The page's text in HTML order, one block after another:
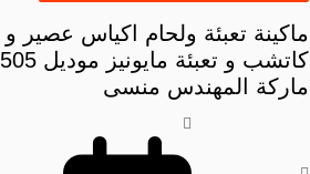
ماكينة تعبئة ولحام اكياس عصير و
كاتشب و تعبئة مايونيز موديل 505
ماركة المهندس منسى